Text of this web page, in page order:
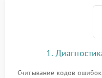
1.
Считывание кодов